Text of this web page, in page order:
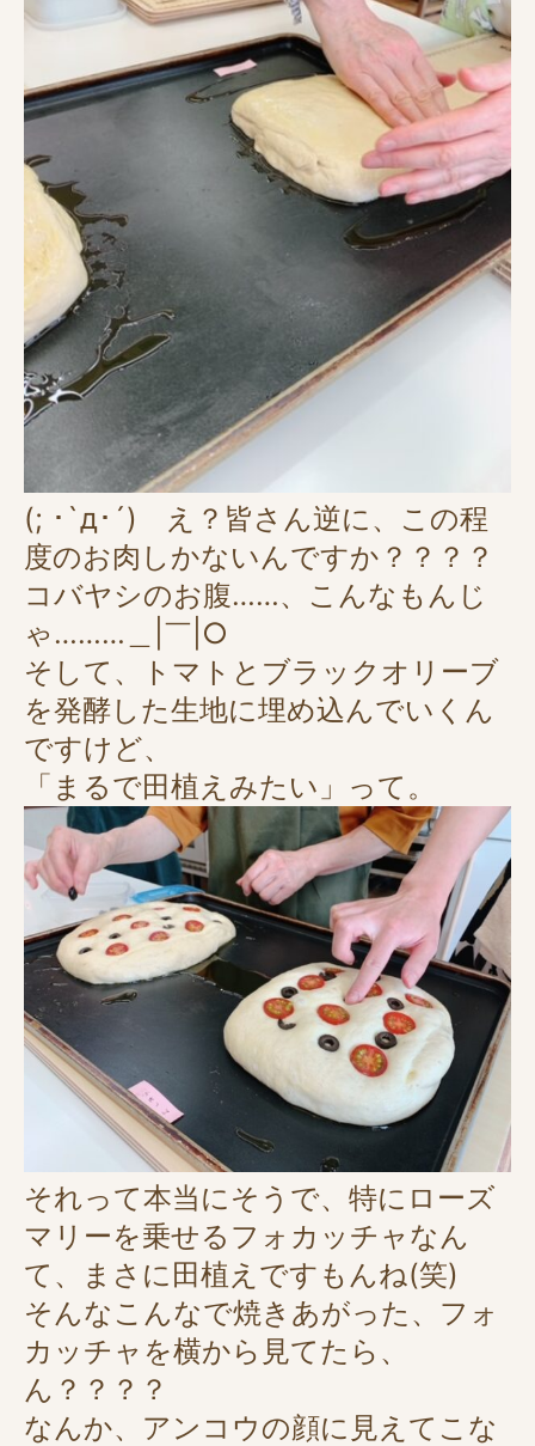
(; ･`д･´) え？皆さん逆に、この程
度のお肉しかないんですか？？？？
コバヤシのお腹……、こんなもんじ
ゃ………＿|￣|○
そして、トマトとブラックオリーブ
を発酵した生地に埋め込んでいくん
ですけど、
「まるで田植えみたい」って。
それって本当にそうで、特にローズ
マリーを乗せるフォカッチャなん
て、まさに田植えですもんね(笑)
そんなこんなで焼きあがった、フォ
カッチャを横から見てたら、
ん？？？？
なんか、アンコウの顔に見えてこな